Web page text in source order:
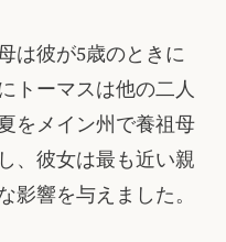
は彼が5歳のときに
トーマスは他の二人
をメイン州で養祖母
、彼女は最も近い親
影響を与えました。